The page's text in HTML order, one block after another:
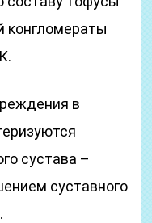
конгломераты
в
сустава –
суставного